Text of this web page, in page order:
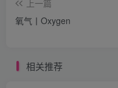
上一篇
氧气丨Oxygen
相关推荐